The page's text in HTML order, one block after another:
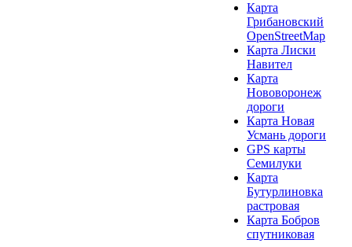
Карта
Грибановский
OpenStreetMap
Карта Лиски
Навител
Карта
Нововоронеж
дороги
Карта Новая
Усмань дороги
GPS карты
Семилуки
Карта
Бутурлиновка
растровая
Карта Бобров
спутниковая